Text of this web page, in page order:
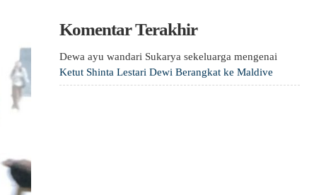
Komentar Terakhir
Dewa ayu wandari Sukarya sekeluarga mengenai
Ketut Shinta Lestari Dewi Berangkat ke Maldive